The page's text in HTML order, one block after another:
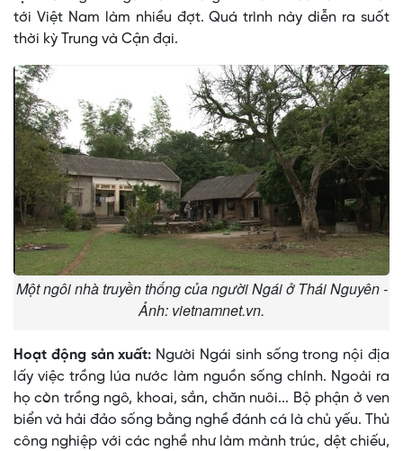
tới Việt Nam làm nhiều đợt. Quá trình này diễn ra suốt
thời kỳ Trung và Cận đại.
Một ngôi nhà truyền thống của người Ngái ở Thái Nguyên -
Ảnh: vietnamnet.vn.
Hoạt động sản xuất: Người Ngái sinh sống trong nội địa
lấy việc trồng lúa nước làm nguồn sống chính. Ngoài ra
họ còn trồng ngô, khoai, sắn, chăn nuôi... Bộ phận ở ven
biển và hải đảo sống bằng nghề đánh cá là chủ yếu. Thủ
công nghiệp với các nghề như làm mành trúc, dệt chiếu,